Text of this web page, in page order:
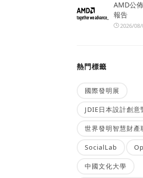
AMD公
報告
2026/
熱門標籤
國際發明展
JDIE日本設計創意
世界發明智慧財產
SocialLab
中國文化大學